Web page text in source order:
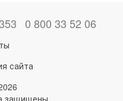
0 800 33 52 06
сайта